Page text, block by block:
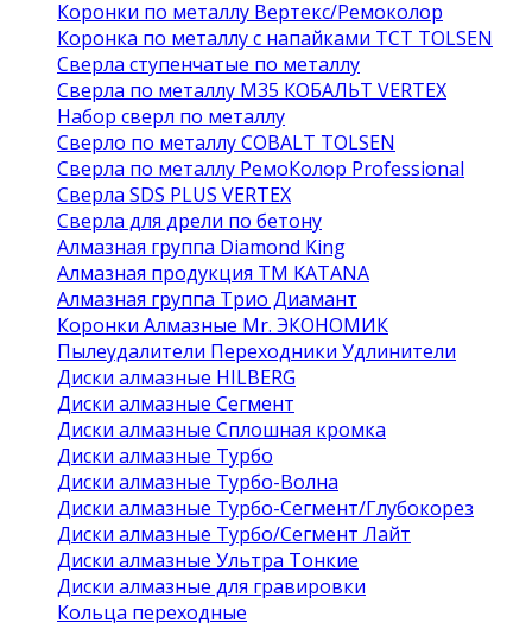
Коронки по металлу Вертекс/Ремоколор
Коронка по металлу с напайками TCT TOLSEN
Сверла ступенчатые по металлу
Сверла по металлу М35 КОБАЛЬТ VERTEX
Набор сверл по металлу
Сверло по металлу COBALT TOLSEN
Сверла по металлу РемоКолор Professional
Сверла SDS PLUS VERTEX
Сверла для дрели по бетону
Алмазная группа Diamond King
Алмазная продукция ТМ KATANA
Алмазная группа Трио Диамант
Коронки Алмазные Mr. ЭКОНОМИК
Пылеудалители Переходники Удлинители
Диски алмазные HILBERG
Диски алмазные Сегмент
Диски алмазные Сплошная кромка
Диски алмазные Турбо
Диски алмазные Турбо-Волна
Диски алмазные Турбо-Сегмент/Глубокорез
Диски алмазные Турбо/Сегмент Лайт
Диски алмазные Ультра Тонкие
Диски алмазные для гравировки
Кольца переходные